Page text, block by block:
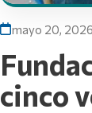
mayo 20, 2026
cinco